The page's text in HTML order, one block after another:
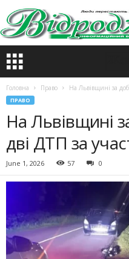
Головна Право На Львівщині за
ПРАВО
На Львівщині
дві ДТП за
June 1, 2026 57 0